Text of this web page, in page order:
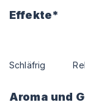
Effekte*
Schläfrig
Aroma und